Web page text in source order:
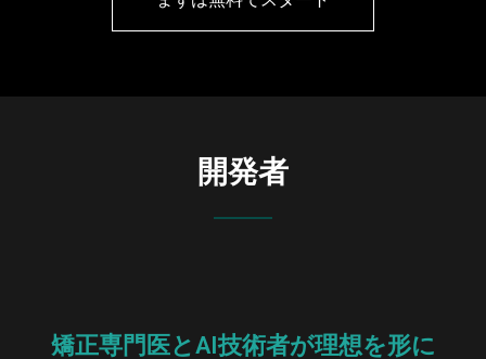
開発者
矯正専門医とAI技術者が理想を形に